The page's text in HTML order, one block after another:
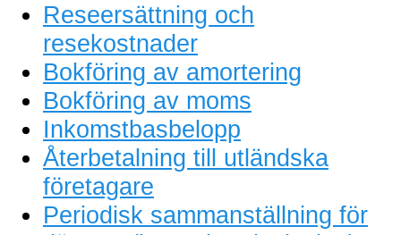
Reseersättning och
resekostnader
Bokföring av amortering
Bokföring av moms
Inkomstbasbelopp
Återbetalning till utländska
företagare
Periodisk sammanställning för